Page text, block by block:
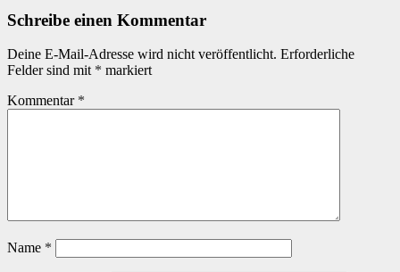
Schreibe einen Kommentar
Deine E-Mail-Adresse wird nicht veröffentlicht. Erforderliche
Felder sind mit * markiert
Kommentar *
Name *